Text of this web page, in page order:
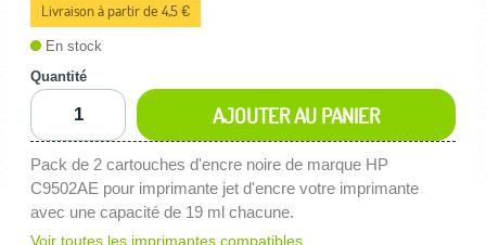
Livraison à partir de 4,5 €
En stock
Quantité
AJOUTER AU PANIER
Pack de 2 cartouches d'encre noire de marque HP
C9502AE pour imprimante jet d'encre votre imprimante
avec une capacité de 19 ml chacune.
Voir toutes les imprimantes compatibles